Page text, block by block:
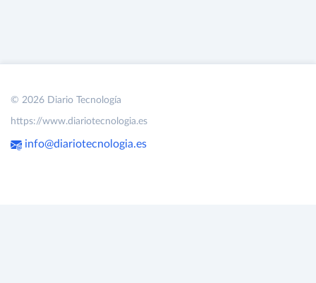
© 2026 Diario Tecnología
https://www.diariotecnologia.es
info@diariotecnologia.es